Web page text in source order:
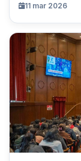
11 mar 2026